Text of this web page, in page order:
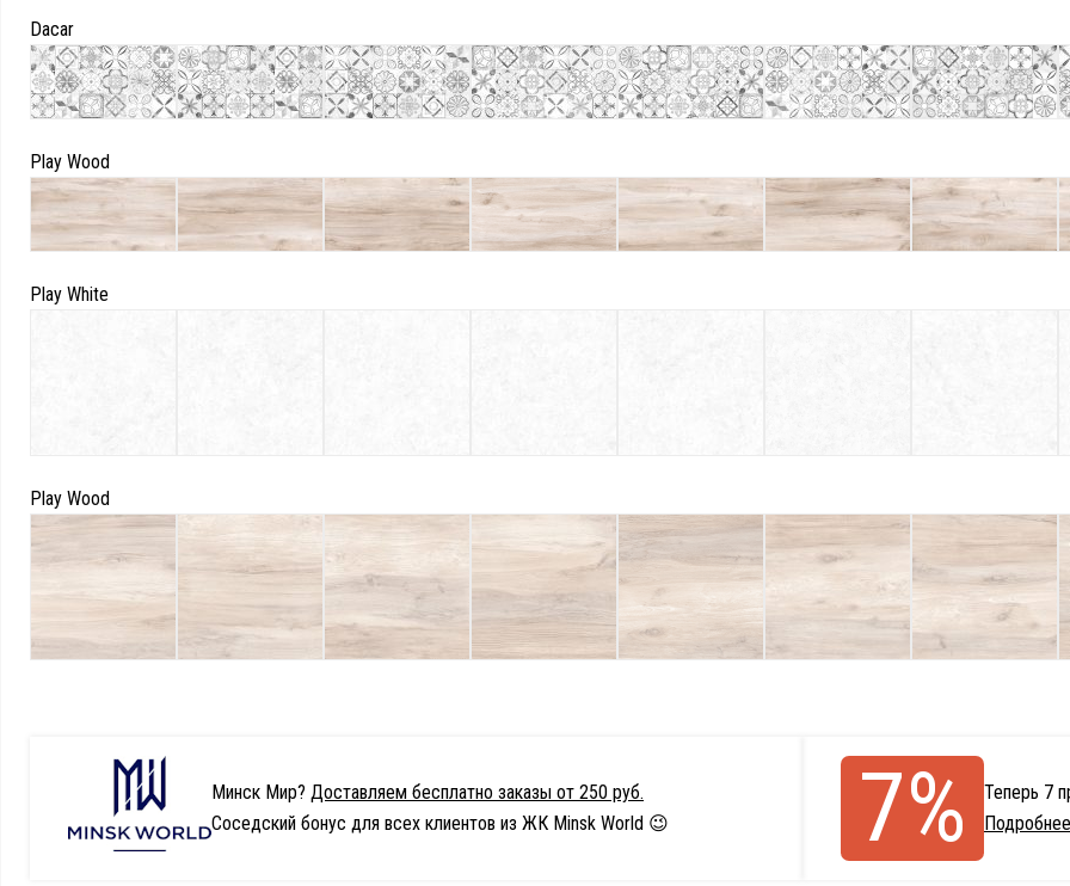
Dacar
Play Wood
Play White
Play Wood
Минск Мир? Доставляем бесплатно заказы от 250 руб.
Соседский бонус для всех клиентов из ЖК Minsk World 😉
7%
Теперь 7